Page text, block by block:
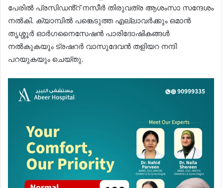
പേരിൽ പ്രസിഡൻ്റ് നസീർ തിരുവത്ര ആശംസാ സന്ദേശം
നൽകി. ക്യാമ്പില്‍ പങ്കെടുത്ത എല്ലാവര്‍ക്കും ഒമാന്‍
തൃശ്ശൂർ ഓർഗനൈസേഷൻ പാരിദോഷികങ്ങൾ
നല്‍കുകയും ട്രഷറര്‍ വാസുദേവന്‍ തളിയറ നന്ദി
പറയുകയും ചെയ്തു.